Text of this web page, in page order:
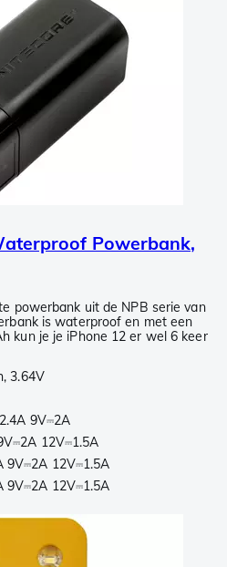
Powerbank,
powerbank uit de NPB serie van
is waterproof en met een
kun je je iPhone 12 er wel 6 keer
3.64V
9V⎓2A
12V⎓1.5A
9V⎓2A 12V⎓1.5A
9V⎓2A 12V⎓1.5A